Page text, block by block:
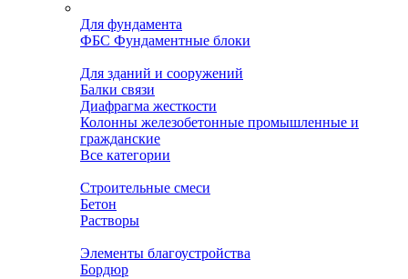
Для фундамента
ФБС Фундаментные блоки
Для зданий и сооружений
Балки связи
Диафрагма жесткости
Колонны железобетонные промышленные и
гражданские
Все категории
Строительные смеси
Бетон
Растворы
Элементы благоустройства
Бордюр